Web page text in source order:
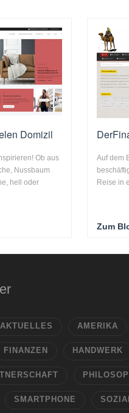
Domizil
Ob aus
Nussbaum
hell oder
Auf dem
Reise in
Zum
AKTUELLES AMERIKA
FINANZEN HANDWERK
SMARTPHONE